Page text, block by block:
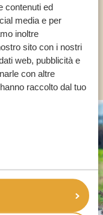
contenuti ed
media e per
inoltre
sito con i nostri
web, pubblicità e
con altre
raccolto dal tuo